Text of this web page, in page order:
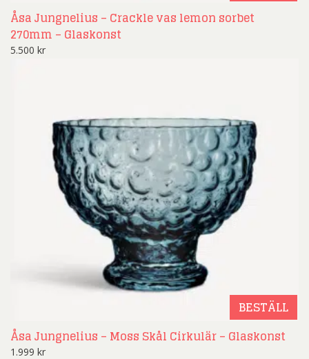
Åsa Jungnelius – Crackle vas lemon sorbet
270mm – Glaskonst
5.500 kr
BESTÄLL
Åsa Jungnelius – Moss Skål Cirkulär – Glaskonst
1.999 kr